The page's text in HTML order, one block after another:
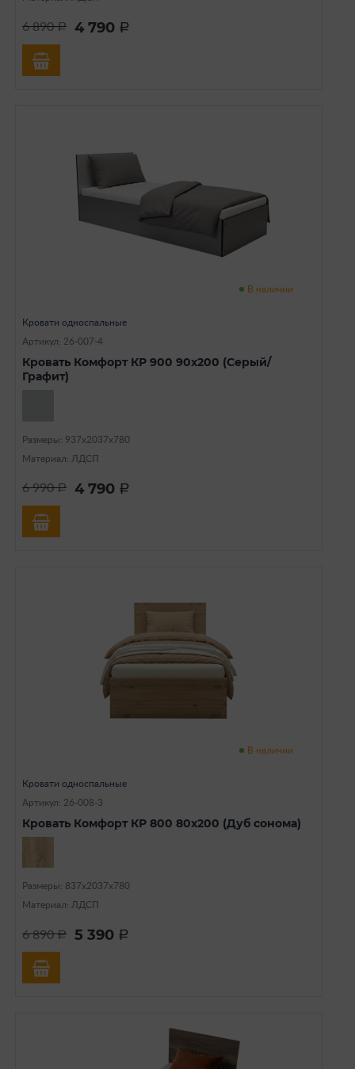
6 890a 4 790 a
В наличии
Кровати односпальные
Артикул: 26-007-4
Кровать Комфорт КР 900 90х200 (Серый/
Графит)
Размеры: 937х2037х780
Материал: ЛДСП
6 990a 4 790 a
В наличии
Кровати односпальные
Артикул: 26-008-3
Кровать Комфорт КР 800 80х200 (Дуб сонома)
Размеры: 837х2037х780
Материал: ЛДСП
6 890a 5 390 a